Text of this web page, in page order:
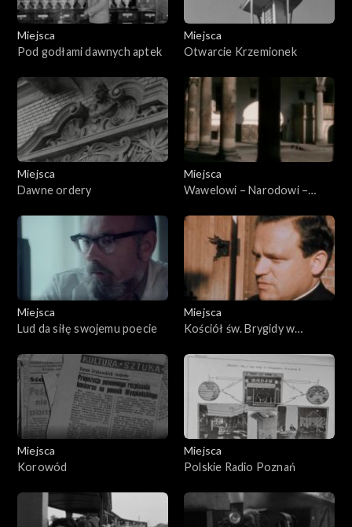
Miejsca
Pod godłami dawnych aptek
Miejsca
Otwarcie Krzemionek
Miejsca
Dawne ordery
Miejsca
Wawelowi – Narodowi –
Miejsca
Lud da siłę swojemu poecie
Miejsca
Kościół św. Brygidy w
Miejsca
Korowód
Miejsca
Polskie Radio Poznań